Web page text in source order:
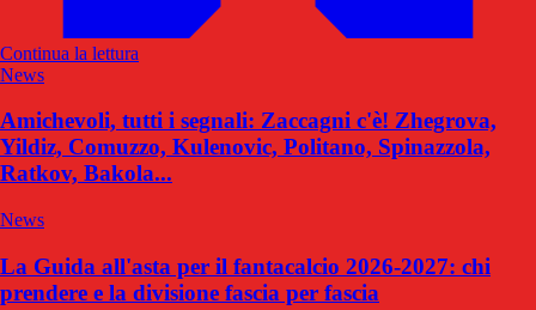
Continua la lettura
News
Amichevoli, tutti i segnali: Zaccagni c'è! Zhegrova,
Yildiz, Comuzzo, Kulenovic, Politano, Spinazzola,
Ratkov, Bakola...
News
La Guida all'asta per il fantacalcio 2026-2027: chi
prendere e la divisione fascia per fascia